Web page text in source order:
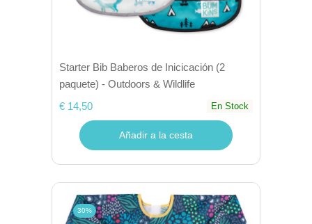
Starter Bib Baberos de Inicicación (2
paquete) - Outdoors & Wildlife
€ 14,50
En Stock
Añadir a la cesta
30%